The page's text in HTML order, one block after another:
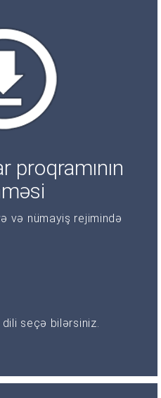
proqramının
və nümayiş rejimində
seçə bilərsiniz.